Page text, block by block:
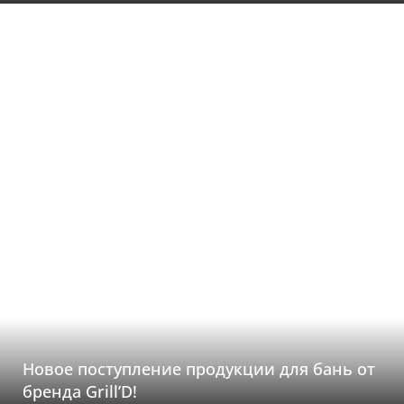
Новое поступление продукции для бань от
бренда Grill’D!